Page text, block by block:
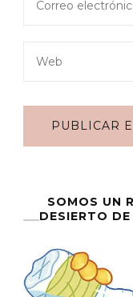
SOMOS UN
DESIERTO